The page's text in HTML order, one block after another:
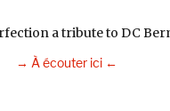
→ À écouter ici ←